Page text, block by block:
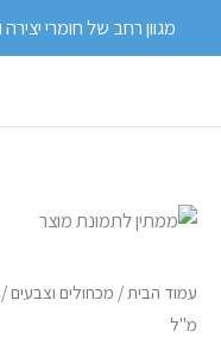
מגוון רחב של חומרי
עמוד הבית/ מכחולים וצבעים/
מ"ל
כמות
סט
סימפלי